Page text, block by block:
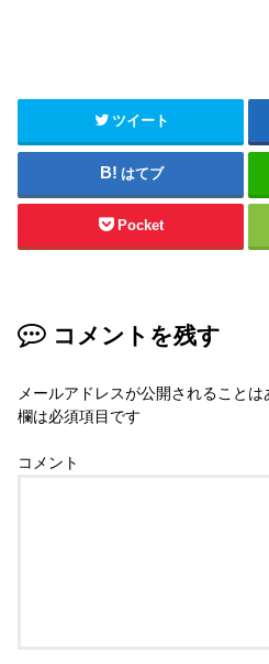
ツイート
はてブ
Pocket
コメントを残す
メールアドレスが公開されることは
欄は必須項目です
コメント